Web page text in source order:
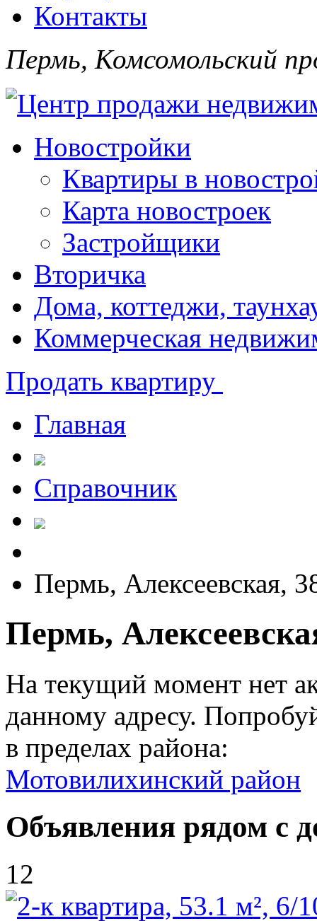
Контакты
Пермь, Комсомольский
Новостройки
Квартиры в
Карта новостроек
Застройщики
Вторичка
Дома, коттеджи,
Коммерческая
Продать квартиру
Главная
Справочник
Пермь, Алексеевская,
Пермь,
На текущий момент нет
данному адресу.
в пределах района:
Мотовилихинский район
Объявления рядом с
12